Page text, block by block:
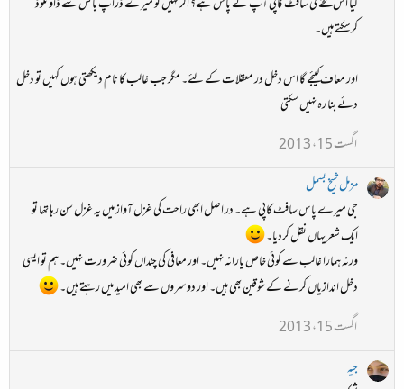
کیا اس نسخے کی سافٹ کاپی آپ کے پاس ہے؟ اگر نہیں تو میرے ڈراپ باکس سے ڈاونلوڈ
کرسکتے ہیں۔
اور معاف کیئجے گا اس دخل در معقلات کے لئے۔ مگر جب غالب کا نام دیکھتی ہوں کہیں تو دخل
دئے بنا رہ نہیں سکتی
اگست 15، 2013
مزمل شیخ بسمل
جی میرے پاس سافٹ کاپی ہے۔ در اصل ابھی راحت کی غزل آواز میں یہ غزل سن رہا تھا تو
ایک شعر یہاں نقل کردیا۔
ورنہ ہمارا غالب سے کوئی خاص یارانہ نہیں۔ اور معافی کی چنداں کوئی ضرورت نہیں۔ ہم تو ایسی
دخل اندازیاں کرنے کے شوقین بھی ہیں۔ اور دوسروں سے بھی امید میں رہتے ہیں۔
اگست 15، 2013
جیہ